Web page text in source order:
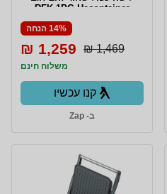
RFK-1PG Hacontainer
14% הנחה
1,469 ₪
1,259 ₪
משלוח חינם
קנו עכשיו
ב- Zap